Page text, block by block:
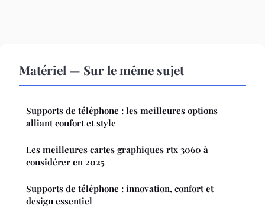
Matériel — Sur le même sujet
Supports de téléphone : les meilleures options
alliant confort et style
Les meilleures cartes graphiques rtx 3060 à
considérer en 2025
Supports de téléphone : innovation, confort et
design essentiel